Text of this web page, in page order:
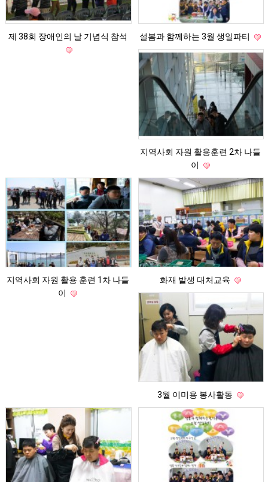
제 38회 장애인의 날 기념식 참석 설봄과 함께하는 3월 생일파티
지역사회 자원 활용훈련 2차 나들
이
지역사회 자원 활용 훈련 1차 나들
이
화재 발생 대처교육
3월 이미용 봉사활동